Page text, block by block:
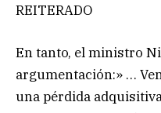
REITERADO
En tanto, el ministro
argumentación:» …
una pérdida